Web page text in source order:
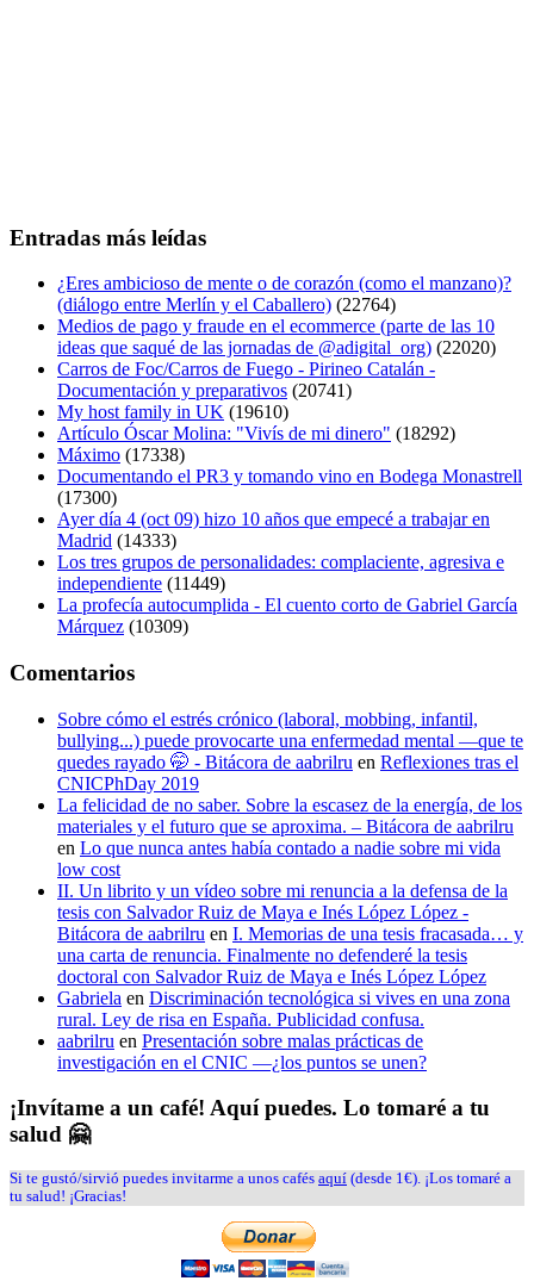
Entradas más leídas
¿Eres ambicioso de mente o de corazón (como el manzano)?
(diálogo entre Merlín y el Caballero) (22764)
Medios de pago y fraude en el ecommerce (parte de las 10
ideas que saqué de las jornadas de @adigital_org) (22020)
Carros de Foc/Carros de Fuego - Pirineo Catalán -
Documentación y preparativos (20741)
My host family in UK (19610)
Artículo Óscar Molina: "Vivís de mi dinero" (18292)
Máximo (17338)
Documentando el PR3 y tomando vino en Bodega Monastrell
(17300)
Ayer día 4 (oct 09) hizo 10 años que empecé a trabajar en
Madrid (14333)
Los tres grupos de personalidades: complaciente, agresiva e
independiente (11449)
La profecía autocumplida - El cuento corto de Gabriel García
Márquez (10309)
Comentarios
Sobre cómo el estrés crónico (laboral, mobbing, infantil,
bullying...) puede provocarte una enfermedad mental —que te
quedes rayado 🤭 - Bitácora de aabrilru en Reflexiones tras el
CNICPhDay 2019
La felicidad de no saber. Sobre la escasez de la energía, de los
materiales y el futuro que se aproxima. – Bitácora de aabrilru
en Lo que nunca antes había contado a nadie sobre mi vida
low cost
II. Un librito y un vídeo sobre mi renuncia a la defensa de la
tesis con Salvador Ruiz de Maya e Inés López López -
Bitácora de aabrilru en I. Memorias de una tesis fracasada… y
una carta de renuncia. Finalmente no defenderé la tesis
doctoral con Salvador Ruiz de Maya e Inés López López
Gabriela en Discriminación tecnológica si vives en una zona
rural. Ley de risa en España. Publicidad confusa.
aabrilru en Presentación sobre malas prácticas de
investigación en el CNIC —¿los puntos se unen?
¡Invítame a un café! Aquí puedes. Lo tomaré a tu
salud 🤗
Si te gustó/sirvió puedes invitarme a unos cafés aquí (desde 1€). ¡Los tomaré a
tu salud! ¡Gracias!